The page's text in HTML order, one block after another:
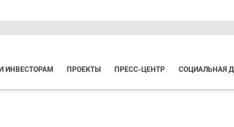
ИНВЕСТОРАМ ПРОЕКТЫ ПРЕСС-ЦЕНТР СОЦИАЛЬНАЯ